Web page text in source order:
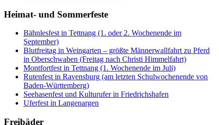
Heimat- und Sommerfeste
Bähnlesfest in Tettnang (1. oder 2. Wochenende im
September)
Blutfreitag in Weingarten – größte Männerwallfahrt zu Pferd
in Oberschwaben (Freitag nach Christi Himmelfahrt)
Montfortfest in Tettnang (1. Wochenende im Juli)
Rutenfest in Ravensburg (am letzten Schulwochenende von
Baden-Württemberg)
Seehasenfest und Kulturufer in Friedrichshafen
Uferfest in Langenargen
Freibäder